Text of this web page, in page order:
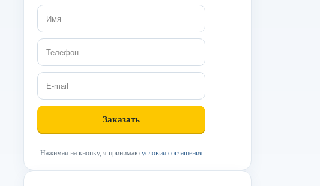
Нажимая на кнопку, я принимаю условия соглашения